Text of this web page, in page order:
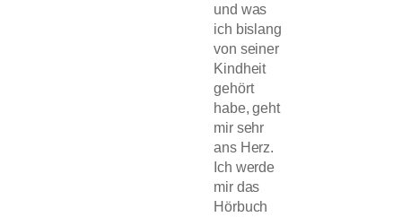
und was
ich bislang
von seiner
Kindheit
gehört
habe, geht
mir sehr
ans Herz.
Ich werde
mir das
Hörbuch